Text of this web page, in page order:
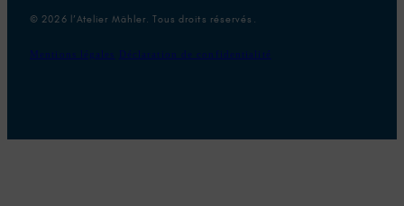
© 2026 l’Atelier Mähler. Tous droits réservés.
Mentions légales Déclaration de confidentialité